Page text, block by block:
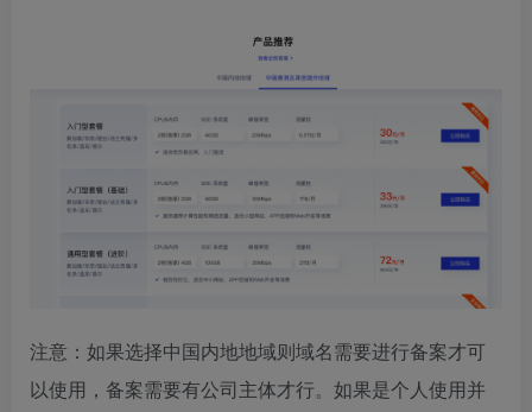
注意：如果选择中国内地地域则域名需要进行备案才可
以使用，备案需要有公司主体才行。如果是个人使用并